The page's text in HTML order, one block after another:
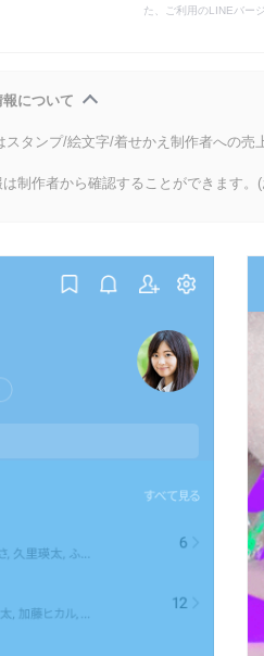
た、ご利用のLINEバー
について
スタンプ/絵文字/着せかえ制作者への
制作者から確認することができます